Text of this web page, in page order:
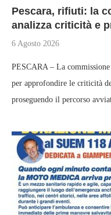
Pescara, rifiuti: la
analizza criticità e
6 Agosto 2026
PESCARA – La
per approfondire le criticità
proseguendo il percorso